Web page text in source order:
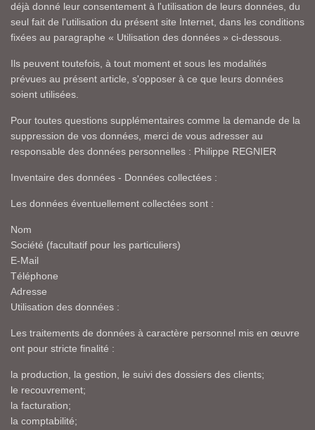
déjà donné leur consentement à l'utilisation de leurs données, du
seul fait de l'utilisation du présent site Internet, dans les conditions
fixées au paragraphe « Utilisation des données » ci-dessous.
Ils peuvent toutefois, à tout moment et sous les modalités
prévues au présent article, s'opposer à ce que leurs données
soient utilisées.
Pour toutes questions supplémentaires comme la demande de la
suppression de vos données, merci de vous adresser au
responsable des données personnelles : Philippe REGNIER
Inventaire des données - Données collectées :
Les données éventuellement collectées sont :
Nom
Société (facultatif pour les particuliers)
E-Mail
Téléphone
Adresse
Utilisation des données :
Les traitements de données à caractère personnel mis en œuvre
ont pour stricte finalité :
la production, la gestion, le suivi des dossiers des clients;
le recouvrement;
la facturation;
la comptabilité;